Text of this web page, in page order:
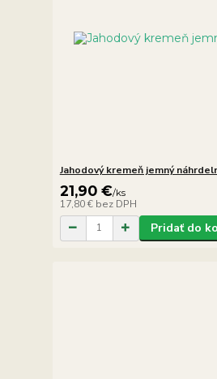
Jahodový kremeň jemný
21,90 €/ks
17,80 € bez DPH
Pridať do